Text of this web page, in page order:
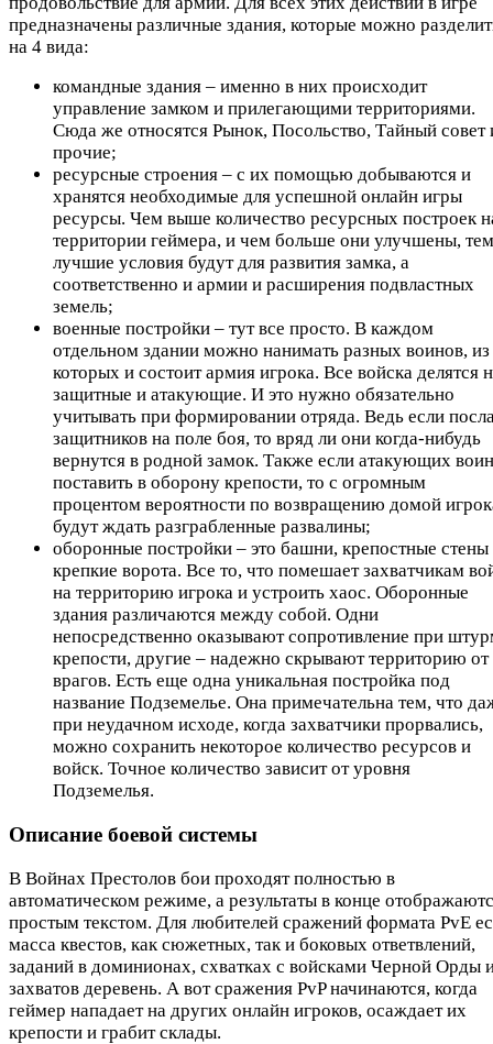
предназначены различные здания, которые можно
на 4 вида:
командные здания – именно в них происходит
управление замком и прилегающими территориями.
Сюда же относятся Рынок, Посольство, Тайный совет
прочие;
ресурсные строения – с их помощью добываются и
хранятся необходимые для успешной онлайн игры
ресурсы. Чем выше количество ресурсных построек
территории геймера, и чем больше они улучшены, тем
лучшие условия будут для развития замка, а
соответственно и армии и расширения подвластных
земель;
военные постройки – тут все просто. В каждом
отдельном здании можно нанимать разных воинов, из
которых и состоит армия игрока. Все войска делятся
защитные и атакующие. И это нужно обязательно
учитывать при формировании отряда. Ведь если
защитников на поле боя, то вряд ли они когда-нибудь
вернутся в родной замок. Также если атакующих
поставить в оборону крепости, то с огромным
процентом вероятности по возвращению домой
будут ждать разграбленные развалины;
оборонные постройки – это башни, крепостные стены
крепкие ворота. Все то, что помешает захватчикам
на территорию игрока и устроить хаос. Оборонные
здания различаются между собой. Одни
непосредственно оказывают сопротивление при
крепости, другие – надежно скрывают территорию от
врагов. Есть еще одна уникальная постройка под
название Подземелье. Она примечательна тем, что
при неудачном исходе, когда захватчики прорвались,
можно сохранить некоторое количество ресурсов и
войск. Точное количество зависит от уровня
Подземелья.
Описание боевой системы
В Войнах Престолов бои проходят полностью в
автоматическом режиме, а результаты в конце
простым текстом. Для любителей сражений формата PvE
масса квестов, как сюжетных, так и боковых ответвлений,
заданий в доминионах, схватках с войсками Черной Орды
захватов деревень. А вот сражения PvP начинаются, когда
геймер нападает на других онлайн игроков, осаждает их
крепости и грабит склады.